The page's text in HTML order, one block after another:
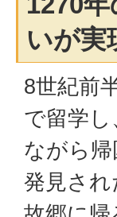
いが実
8世紀前
で留学
ながら帰
発見され